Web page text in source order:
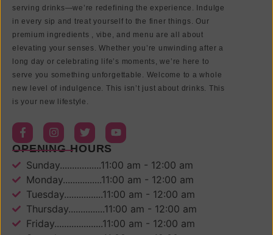
serving drinks—we’re redefining the experience. Indulge
in every sip and treat yourself to the finer things. Our
premium ingredients , vibe, and menu are all about
elevating your senses. Whether you’re unwinding after a
long day or celebrating life’s moments, we’re here to
serve you something unforgettable. Welcome to a whole
new level of indulgence. This isn’t just about drinks. This
is your new lifestyle.
OPENING HOURS
Sunday.................11:00 am - 12:00 am
Monday................11:00 am - 12:00 am
Tuesday................11:00 am - 12:00 am
Thursday...............11:00 am - 12:00 am
Friday....................11:00 am - 12:00 am